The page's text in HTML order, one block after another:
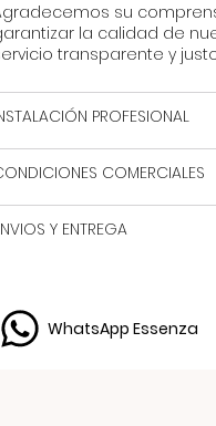
su
la calidad de
transparente y
PROFESIONAL
COMERCIALES
Y ENTREGA
WhatsApp Essenza